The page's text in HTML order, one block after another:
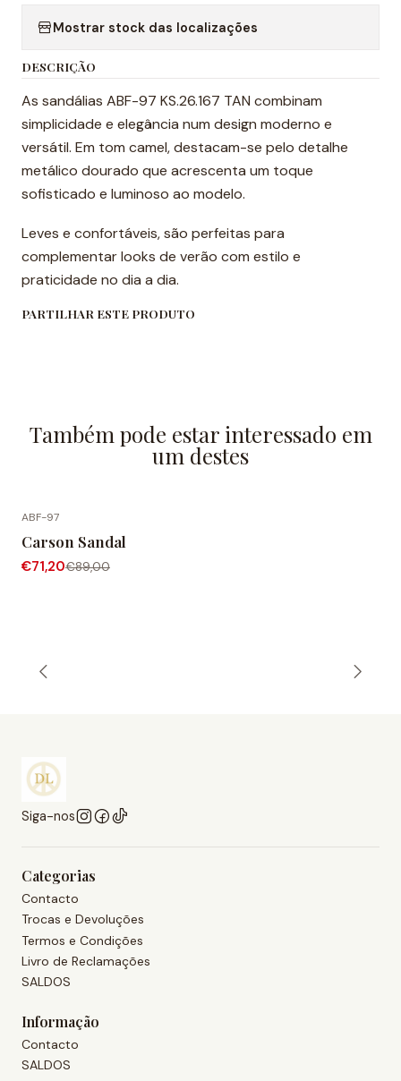
Mostrar stock das localizações
DESCRIÇÃO
As sandálias ABF-97 KS.26.167 TAN combinam
simplicidade e elegância num design moderno e
versátil. Em tom camel, destacam-se pelo detalhe
metálico dourado que acrescenta um toque
sofisticado e luminoso ao modelo.
Leves e confortáveis, são perfeitas para
complementar looks de verão com estilo e
praticidade no dia a dia.
PARTILHAR ESTE PRODUTO
Também pode estar interessado em
um destes
ABF-97
Carson Sandal
€71,20€89,00
Siga-nos
Categorias
Contacto
Trocas e Devoluções
Termos e Condições
Livro de Reclamações
SALDOS
Informação
Contacto
SALDOS